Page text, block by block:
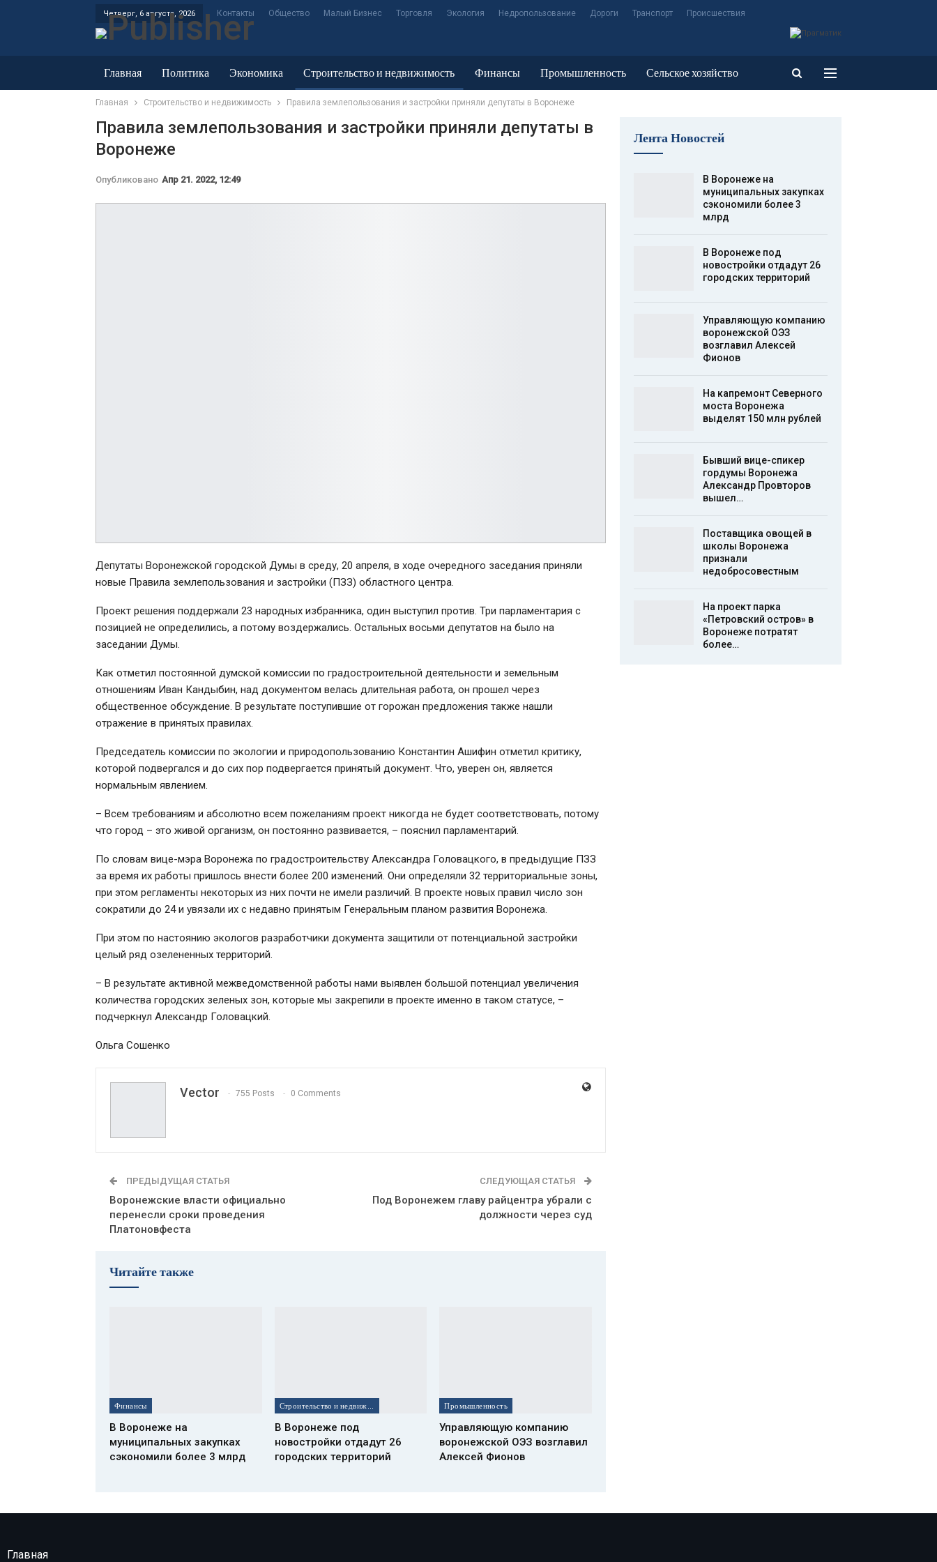
Четверг, 6 августа, 2026 Контакты Общество Малый Бизнес Торговля Экология Недропользование Дороги Транспорт Происшествия
Главная Политика Экономика Строительство и недвижимость Финансы Промышленность Сельское хозяйство
ЖКХ и энергетика
Главная Строительство и недвижимость Правила землепользования и застройки приняли депутаты в Воронеже
Правила землепользования и застройки приняли депутаты в
Воронеже
Опубликовано Апр 21. 2022, 12:49
Депутаты Воронежской городской Думы в среду, 20 апреля, в ходе очередного заседания приняли
новые Правила землепользования и застройки (ПЗЗ) областного центра.
Проект решения поддержали 23 народных избранника, один выступил против. Три парламентария с
позицией не определились, а потому воздержались. Остальных восьми депутатов на было на
заседании Думы.
Как отметил постоянной думской комиссии по градостроительной деятельности и земельным
отношениям Иван Кандыбин, над документом велась длительная работа, он прошел через
общественное обсуждение. В результате поступившие от горожан предложения также нашли
отражение в принятых правилах.
Председатель комиссии по экологии и природопользованию Константин Ашифин отметил критику,
которой подвергался и до сих пор подвергается принятый документ. Что, уверен он, является
нормальным явлением.
– Всем требованиям и абсолютно всем пожеланиям проект никогда не будет соответствовать, потому
что город – это живой организм, он постоянно развивается, – пояснил парламентарий.
По словам вице-мэра Воронежа по градостроительству Александра Головацкого, в предыдущие ПЗЗ
за время их работы пришлось внести более 200 изменений. Они определяли 32 территориальные зоны,
при этом регламенты некоторых из них почти не имели различий. В проекте новых правил число зон
сократили до 24 и увязали их с недавно принятым Генеральным планом развития Воронежа.
При этом по настоянию экологов разработчики документа защитили от потенциальной застройки
целый ряд озелененных территорий.
– В результате активной межведомственной работы нами выявлен большой потенциал увеличения
количества городских зеленых зон, которые мы закрепили в проекте именно в таком статусе, –
подчеркнул Александр Головацкий.
Ольга Сошенко
Vector 755 Posts 0 Comments
ПРЕДЫДУЩАЯ СТАТЬЯ
Воронежские власти официально
перенесли сроки проведения
Платоновфеста
СЛЕДУЮЩАЯ СТАТЬЯ
Под Воронежем главу райцентра убрали с
должности через суд
Читайте также
Финансы
В Воронеже на
муниципальных закупках
сэкономили более 3 млрд
В Воронеже под
новостройки отдадут 26
городских территорий
Промышленность
Управляющую компанию
воронежской ОЭЗ возглавил
Алексей Фионов
Лента Новостей
В Воронеже на
муниципальных закупках
сэкономили более 3
млрд
В Воронеже под
новостройки отдадут 26
городских территорий
Управляющую компанию
воронежской ОЭЗ
возглавил Алексей
Фионов
На капремонт Северного
моста Воронежа
выделят 150 млн рублей
Бывший вице-спикер
гордумы Воронежа
Александр Провторов
вышел…
Поставщика овощей в
школы Воронежа
признали
недобросовестным
На проект парка
«Петровский остров» в
Воронеже потратят
более…
Главная